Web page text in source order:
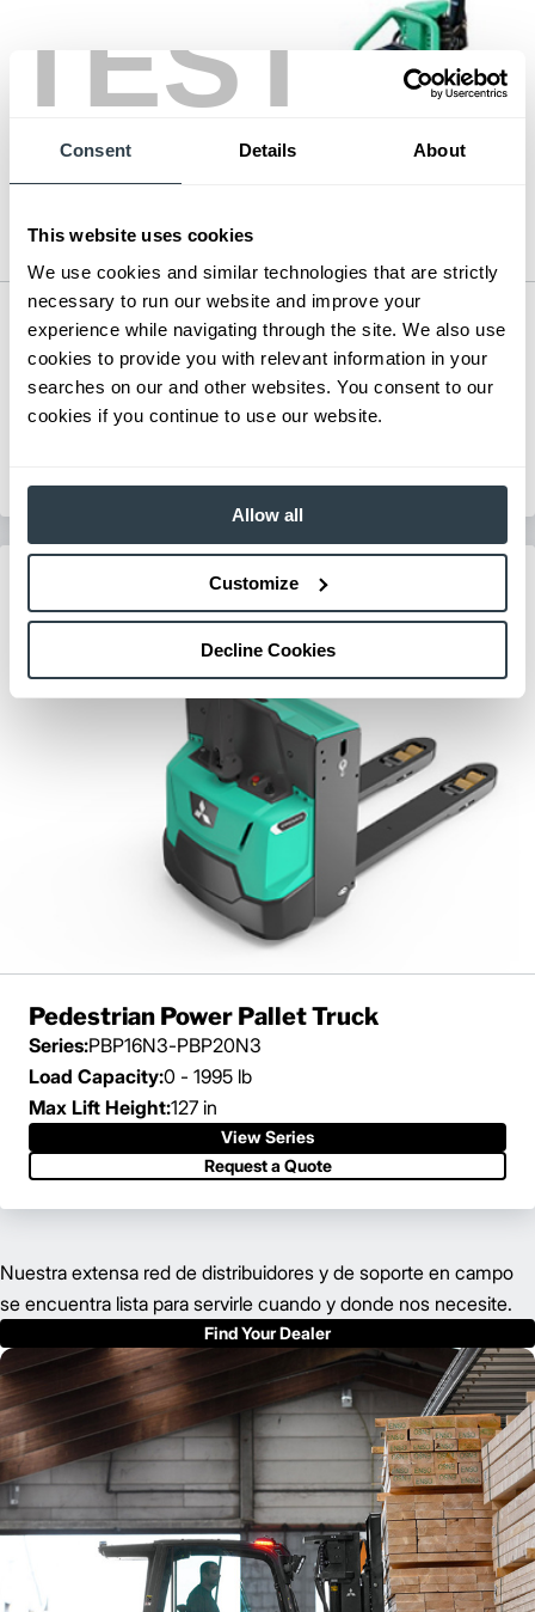
TEST
Consent Details About
This website uses cookies
We use cookies and similar technologies that are strictly
necessary to run our website and improve your
experience while navigating through the site. We also use
cookies to provide you with relevant information in your
searches on our and other websites. You consent to our
cookies if you continue to use our website.
Allow all
Customize
Decline Cookies
Electric Hand Pallet Truck
Series:3,300 lb. Electric Pallet Truck
Load Capacity: 3300 - 3300 lb
Max Lift Height:7.67 in
Pedestrian Power Pallet Truck
Series:PBP16N3-PBP20N3
Load Capacity:0 - 1995 lb
Max Lift Height:127 in
View Series
Request a Quote
Nuestra extensa red de distribuidores y de soporte en campo
se encuentra lista para servirle cuando y donde nos necesite.
Find Your Dealer